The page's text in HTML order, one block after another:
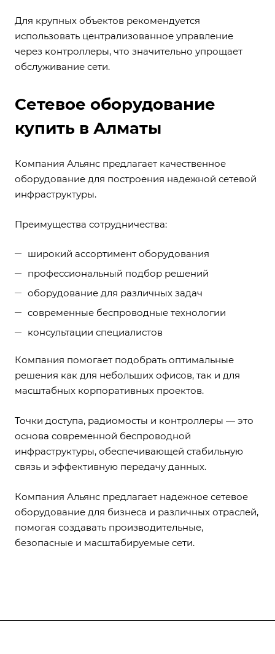
Для крупных объектов рекомендуется
использовать централизованное управление
через контроллеры, что значительно упрощает
обслуживание сети.
Сетевое оборудование
купить в Алматы
Компания Альянс предлагает качественное
оборудование для построения надежной сетевой
инфраструктуры.
Преимущества сотрудничества:
широкий ассортимент оборудования
профессиональный подбор решений
оборудование для различных задач
современные беспроводные технологии
консультации специалистов
Компания помогает подобрать оптимальные
решения как для небольших офисов, так и для
масштабных корпоративных проектов.
Точки доступа, радиомосты и контроллеры — это
основа современной беспроводной
инфраструктуры, обеспечивающей стабильную
связь и эффективную передачу данных.
Компания Альянс предлагает надежное сетевое
оборудование для бизнеса и различных отраслей,
помогая создавать производительные,
безопасные и масштабируемые сети.